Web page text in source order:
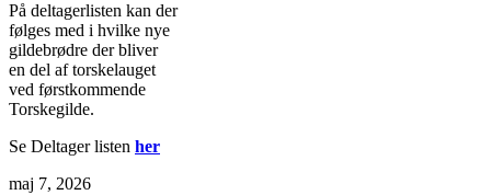
På deltagerlisten kan der
følges med i hvilke nye
gildebrødre der bliver
en del af torskelauget
ved førstkommende
Torskegilde.
Se Deltager listen her
maj 7, 2026